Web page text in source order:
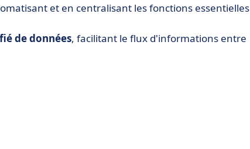
et en centralisant les fonctions essentielles
de données, facilitant le flux d'informations entre